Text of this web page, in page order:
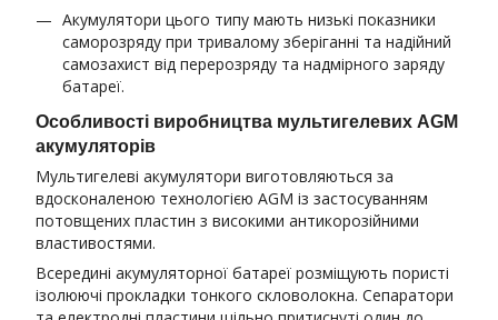
Акумулятори цього типу мають низькі показники
саморозряду при тривалому зберіганні та надійний
самозахист від перерозряду та надмірного заряду
батареї.
Особливості виробництва мультигелевих AGM
акумуляторів
Мультигелеві акумулятори виготовляються за
вдосконаленою технологією AGM із застосуванням
потовщених пластин з високими антикорозійними
властивостями.
Всередині акумуляторної батареї розміщують пористі
ізолюючі прокладки тонкого скловолокна. Сепаратори